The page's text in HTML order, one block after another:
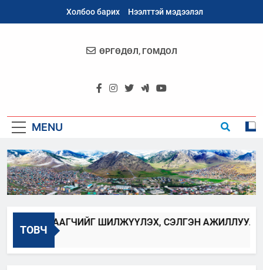
Холбоо барих Нээлттэй мэдээлэл
Архангай
ӨРГӨДӨЛ, ГОМДОЛ
MENU
ТОВЧ
ХААГЧИЙГ ШИЛЖҮҮЛЭХ, СЭЛГЭН АЖИЛЛУУЛАХ